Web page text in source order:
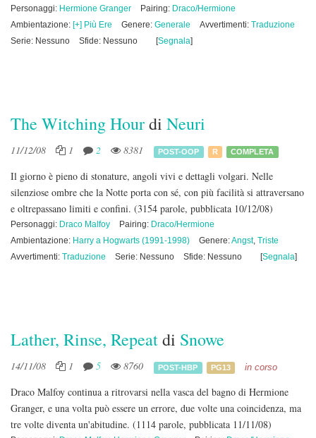
Personaggi: Hermione Granger Pairing: Draco/Hermione
Ambientazione: [+] Più Ere Genere: Generale Avvertimenti: Traduzione
Serie: Nessuno
Sfide: Nessuno [Segnala]
The Witching Hourdi Neuri
11/12/08 1 2 8381 POST-OOP R COMPLETA
Il giorno è pieno di stonature, angoli vivi e dettagli volgari. Nelle
silenziose ombre che la Notte porta con sé, con più facilità si attraversano
e oltrepassano limiti e confini. (3154 parole, pubblicata 10/12/08)
Personaggi: Draco Malfoy Pairing: Draco/Hermione
Ambientazione: Harry a Hogwarts (1991-1998) Genere:Angst, Triste
Avvertimenti: Traduzione Serie: Nessuno Sfide: Nessuno [Segnala]
Lather, Rinse, Repeatdi Snowe
14/11/08 1 5 8760 POST-HBP PG13 in corso
Draco Malfoy continua a ritrovarsi nella vasca del bagno di Hermione
Granger, e una volta può essere un errore, due volte una coincidenza, ma
tre volte diventa un'abitudine. (1114 parole, pubblicata 11/11/08)